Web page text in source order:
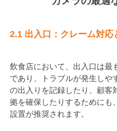
2.1 出入口：クレーム対
飲食店において、出入口は最
であり、トラブルが発生しや
の出入りを記録したり、顧客
拠を確保したりするためにも
設置が推奨されます。